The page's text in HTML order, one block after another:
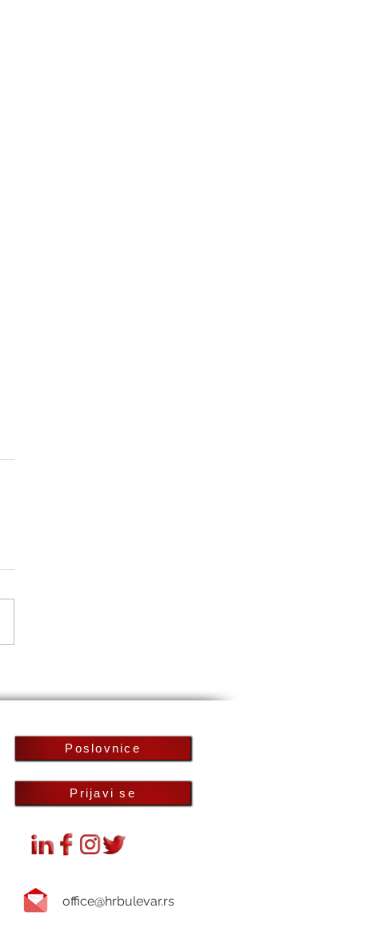
Poslovnice
Prijavi se
office@hrbulevar.rs